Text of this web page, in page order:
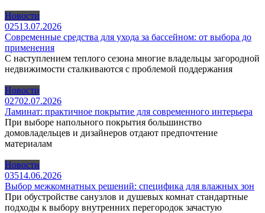
Новости
02513.07.2026
Современные средства для ухода за бассейном: от выбора до
применения
С наступлением теплого сезона многие владельцы загородной
недвижимости сталкиваются с проблемой поддержания
Новости
02702.07.2026
Ламинат: практичное покрытие для современного интерьера
При выборе напольного покрытия большинство
домовладельцев и дизайнеров отдают предпочтение
материалам
Новости
03514.06.2026
Выбор межкомнатных решений: специфика для влажных зон
При обустройстве санузлов и душевых комнат стандартные
подходы к выбору внутренних перегородок зачастую